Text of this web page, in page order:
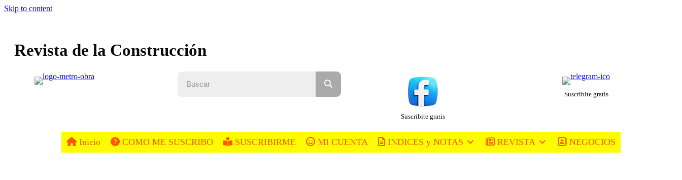
Skip to content
Revista de la Construcción
Suscribite gratis
Suscribite gratis
Inicio COMO ME SUSCRIBO SUSCRIBIRME MI CUENTA INDICES y NOTAS REVISTA NEGOCIOS